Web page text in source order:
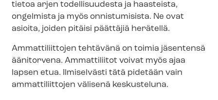
tietoa arjen todellisuudesta ja haasteista,
ongelmista ja myös onnistumisista. Ne ovat
asioita, joiden pitäisi päättäjiä herätellä.
Ammattiliittojen tehtävänä on toimia jäsentensä
äänitorvena. Ammattiliitot voivat myös ajaa
lapsen etua. Ilmiselvästi tätä pidetään vain
ammattiliittojen välisenä keskusteluna.